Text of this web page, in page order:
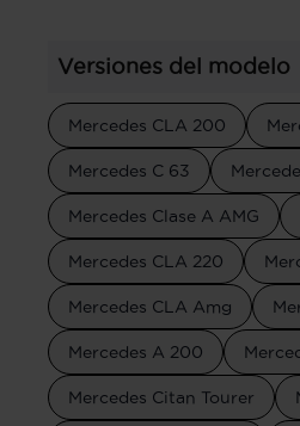
Versiones del modelo
Mercedes CLA 200
Mercedes C 63
Mercedes Clase A AMG
Mercedes CLA 220
Mercedes CLA Amg
Mercedes A 200
Mercedes Citan Tourer